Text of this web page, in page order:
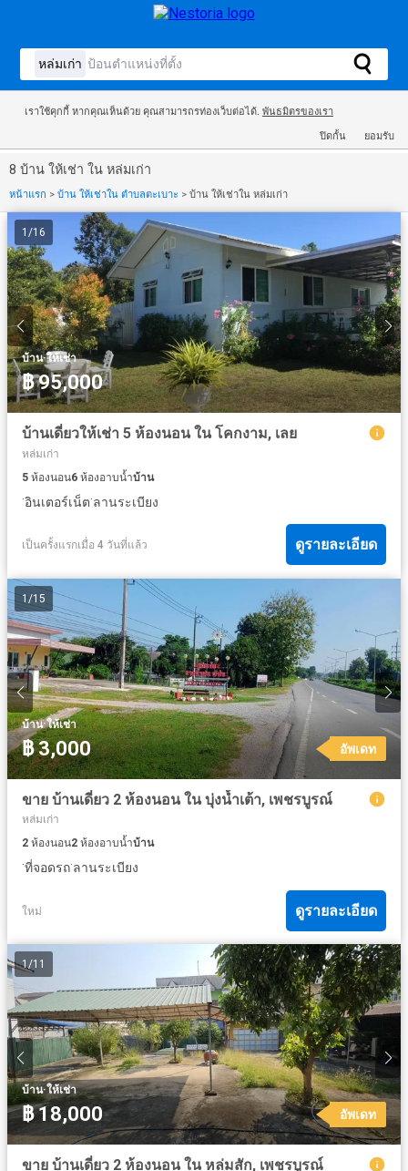
เราใช้คุกกี้ หากคุณเห็นด้วย คุณสามารถรท่องเว็บต่อได้. พันธมิตรของเรา
ปิดกั้น ยอมรับ
8 บ้าน ให้เช่า ใน หล่มเก่า
หน้าแรก > บ้าน ให้เช่าใน ตำบลตะเบาะ > บ้าน ให้เช่าใน หล่มเก่า
1 /16
บ้าน·ให้เช่า
฿ 95,000
บ้านเดี่ยวให้เช่า 5 ห้องนอน ใน โคกงาม, เลย
หล่มเก่า
5 ห้องนอน6 ห้องอาบน้ำบ้าน
·อินเตอร์เน็ต·ลานระเบียง
เป็นครั้งแรกเมื่อ 4 วันที่แล้ว ดูรายละเอียด
1 /15
บ้าน·ให้เช่า
฿ 3,000 อัพเดท
ขาย บ้านเดี่ยว 2 ห้องนอน ใน บุ่งน้ำเต้า, เพชรบูรณ์
หล่มเก่า
2 ห้องนอน2 ห้องอาบน้ำบ้าน
·ที่จอดรถ·ลานระเบียง
ใหม่ ดูรายละเอียด
1/11
บ้าน·ให้เช่า
฿ 18,000 อัพเดท
ขาย บ้านเดี่ยว 2 ห้องนอน ใน หล่มสัก, เพชรบูรณ์